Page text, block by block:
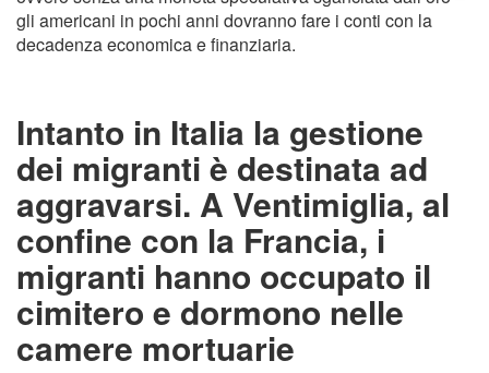
gli americani in pochi anni dovranno fare i conti con la
decadenza economica e finanziaria.
Intanto in Italia la gestione
dei migranti è destinata ad
aggravarsi. A Ventimiglia, al
confine con la Francia, i
migranti hanno occupato il
cimitero e dormono nelle
camere mortuarie